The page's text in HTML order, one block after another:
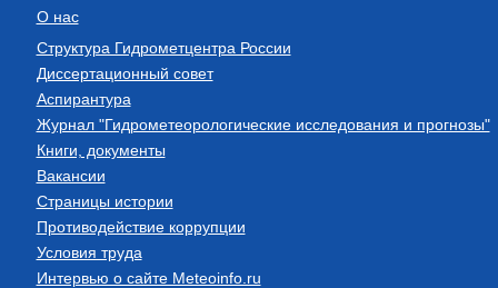
О нас
Структура Гидрометцентра России
Диссертационный совет
Аспирантура
Журнал "Гидрометеорологические исследования и прогнозы"
Книги, документы
Вакансии
Страницы истории
Противодействие коррупции
Условия труда
Интервью о сайте Meteoinfo.ru